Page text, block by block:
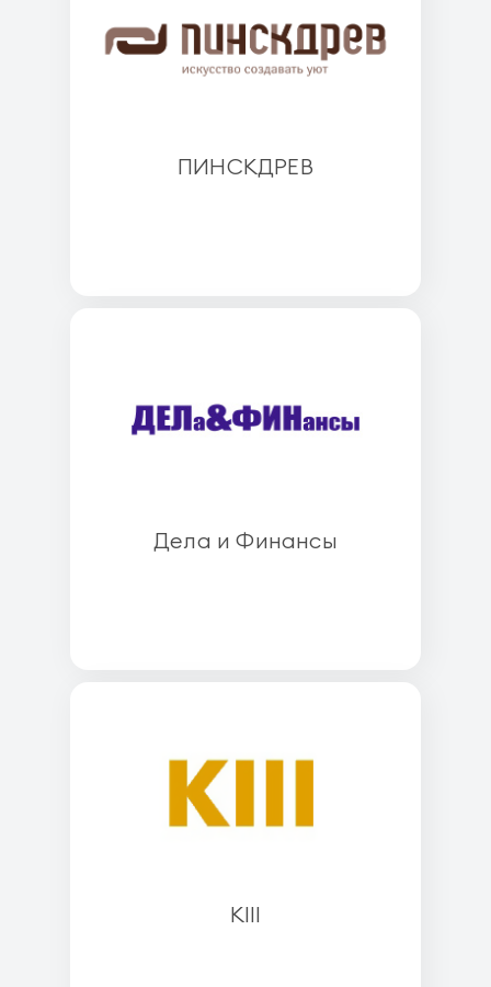
ПИНСКДРЕВ
Дела и Финансы
KIII